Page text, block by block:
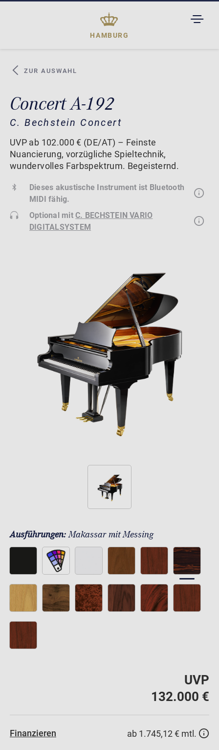
HAMBURG
ZUR AUSWAHL
Concert A-192
C. Bechstein Concert
UVP ab 102.000 € (DE/AT) – Feinste
Nuancierung, vorzügliche Spieltechnik,
wundervolles Farbspektrum. Begeisternd.
Dieses akustische Instrument ist Bluetooth
MIDI fähig.
Optional mitC. BECHSTEIN VARIO
DIGITALSYSTEM
Ausführungen:Makassar mit Messing
UVP
132.000 €
Finanzieren ab 1.745,12 € mtl.